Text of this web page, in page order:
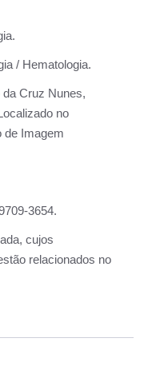
/ Hematologia.
Cruz Nunes,
no
de Imagem
3654.
cujos
relacionados no